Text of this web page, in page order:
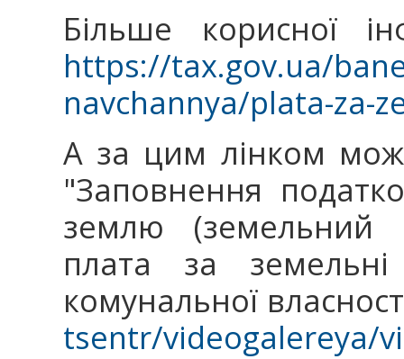
Більше корисної
https://tax.gov.ua/
navchannya/plata-za-
А за цим лінком
"Заповнення
землю (земельний
плата за
комунальної
tsentr/videogalereya/